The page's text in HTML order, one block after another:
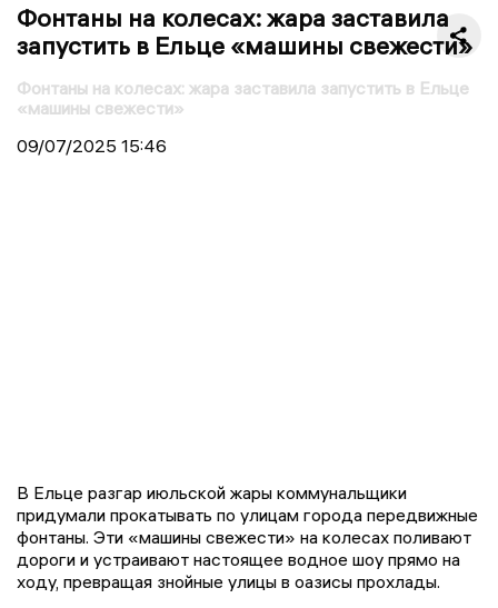
Фонтаны на колесах: жара заставила
запустить в Ельце «машины свежести»
Фонтаны на колесах: жара заставила запустить в Ельце
«машины свежести»
09/07/2025 15:46
В Ельце разгар июльской жары коммунальщики
придумали прокатывать по улицам города передвижные
фонтаны. Эти «машины свежести» на колесах поливают
дороги и устраивают настоящее водное шоу прямо на
ходу, превращая знойные улицы в оазисы прохлады.